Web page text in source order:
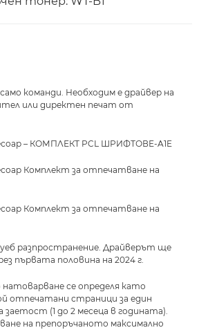
команди. Необходим е драйвер на
или директен печат от
– КОМПЛЕКТ PCL ШРИФТОВЕ-A1E
Комплект за отпечатване на
Комплект за отпечатване на
уеб разпространение. Драйверът ще
първата половина на 2024 г.
се определя като
отпечатани страници за един
заетост (1 до 2 месеца в годината).
на препоръчаното максимално